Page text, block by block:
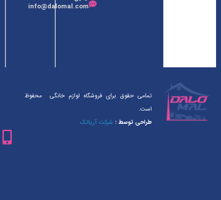
info@dalomal.com
تمامی حقوق برای فروشگاه لوازم خانگی محفوظ
است.
طراحی توسط : شرکت آریاتک